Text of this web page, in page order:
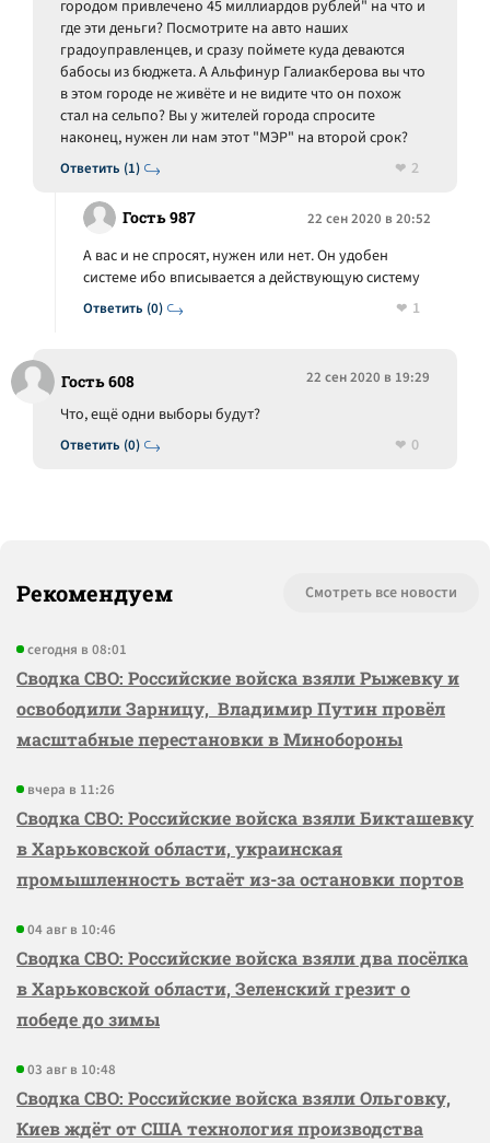
Ответить (1)
городом привлечено 45 миллиардов рублей" на что и
где эти деньги? Посмотрите на авто наших
градоуправленцев, и сразу поймете куда деваются
бабосы из бюджета. А Альфинур Галиакберова вы что
в этом городе не живёте и не видите что он похож
стал на сельпо? Вы у жителей города спросите
наконец, нужен ли нам этот "МЭР" на второй срок?
2
Гость 987 22 сен 2020 в 20:52
Ответить (0)
А вас и не спросят, нужен или нет. Он удобен
системе ибо вписывается а действующую систему
1
Гость 608 22 сен 2020 в 19:29
Ответить (0)
Что, ещё одни выборы будут?
0
Рекомендуем Смотреть все новости
сегодня в 08:01
Сводка СВО: Российские войска взяли Рыжевку и
освободили Зарницу, Владимир Путин провёл
масштабные перестановки в Минобороны
вчера в 11:26
Сводка СВО: Российские войска взяли Бикташевку
в Харьковской области, украинская
промышленность встаёт из-за остановки портов
04 авг в 10:46
Сводка СВО: Российские войска взяли два посёлка
в Харьковской области, Зеленский грезит о
победе до зимы
03 авг в 10:48
Сводка СВО: Российские войска взяли Ольговку,
Киев ждёт от США технология производства